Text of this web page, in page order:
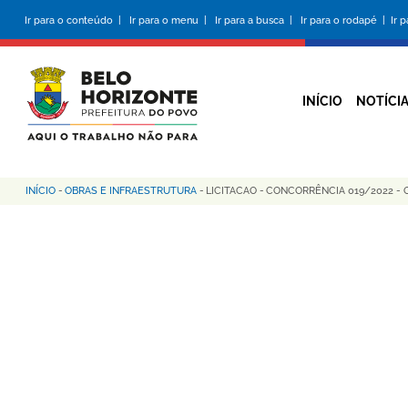
conteúdo
principal
Ir para o conteúdo | Ir para o menu | Ir para a busca | Ir para o rodapé | Ir
INÍCIO
Trilha
INÍCIO - OBRAS E INFRAESTRUTURA - LICITACAO - CONCORRÊNCIA 019/2022 -